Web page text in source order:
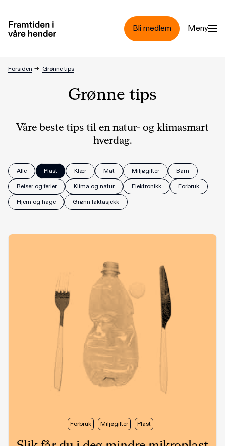
Bli medlem Meny
Forsiden → Grønne tips
Grønne tips
Våre beste tips til en natur- og klimasmart
hverdag.
Alle Plast Klær Mat Miljøgifter
Barn
Reiser og ferier
Klima og natur Elektronikk
Forbruk
Hjem og hage
Grønn faktasjekk
Forbruk Miljøgifter Plast